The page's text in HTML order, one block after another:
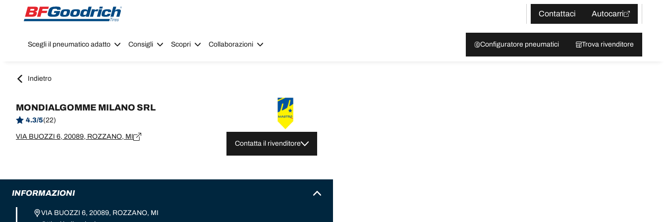
Go to page content
Go to page navigation
Contattaci
Autocarri
Scegli il pneumatico adatto Consigli Scopri Collaborazioni Configuratore pneumatici Trova rivenditore
Indietro
MONDIALGOMME MILANO SRL
4.3/5(22)
VIA BUOZZI 6, 20089, ROZZANO, MI
Contatta il rivenditore
INFORMAZIONI
VIA BUOZZI 6, 20089, ROZZANO, MI